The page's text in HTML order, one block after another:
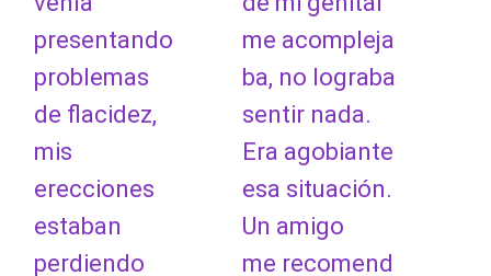
presentando
problemas
de flacidez,
mis
erecciones
estaban
perdiendo
me acompleja
ba, no lograba
sentir nada.
Era agobiante
esa situación.
Un amigo
me recomend